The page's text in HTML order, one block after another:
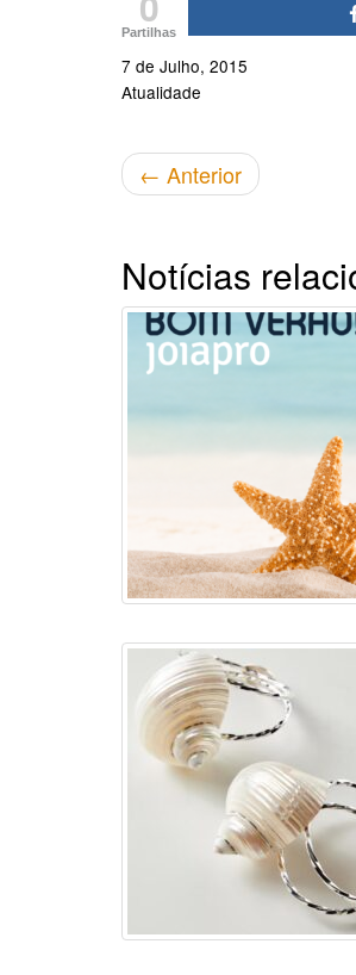
Partilhas
7 de Julho, 2015
Atualidade
← Anterior
Notícias